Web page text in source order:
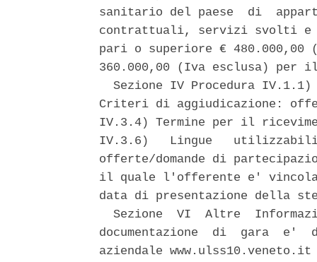
sanitario del paese  di
contrattuali, servizi svolti e
pari o superiore €
360.000,00 (Iva esclusa)
Sezione IV Procedura
Criteri di aggiudicazione:
IV.3.4) Termine per il
IV.3.6)   Lingue
offerte/domande di
il quale l'offerente e'
data di presentazione della
Sezione  VI  Altre
documentazione  di  gara
aziendale